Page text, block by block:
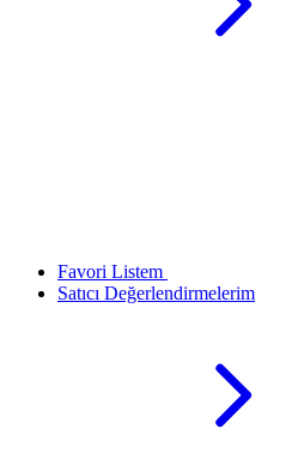
Favori Listem
Satıcı Değerlendirmelerim